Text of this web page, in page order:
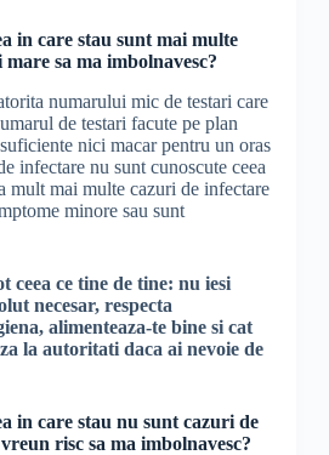
in care stau sunt mai multe
sa ma imbolnavesc?
numarului mic de testari care
de testari facute pe plan
nici macar pentru un oras
infectare nu sunt cunoscute ceea
mult mai multe cazuri de infectare
minore sau sunt
ceea ce tine de tine: nu iesi
necesar, respecta
alimenteaza-te bine si cat
la autoritati daca ai nevoie de
in care stau nu sunt cazuri de
risc sa ma imbolnavesc?